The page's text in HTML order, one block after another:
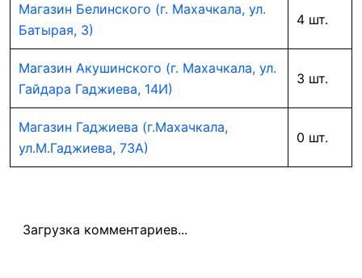
Магазин Белинского (г. Махачкала, ул.
Батырая, 3)
4 шт.
Магазин Акушинского (г. Махачкала, ул.
Гайдара Гаджиева, 14И)
3 шт.
Магазин Гаджиева (г.Махачкала,
ул.М.Гаджиева, 73А)
0 шт.
Загрузка комментариев...